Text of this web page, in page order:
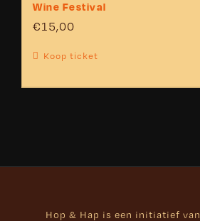
Wine Festival
€15,00
Koop ticket
Hop & Hap is een initiatief van